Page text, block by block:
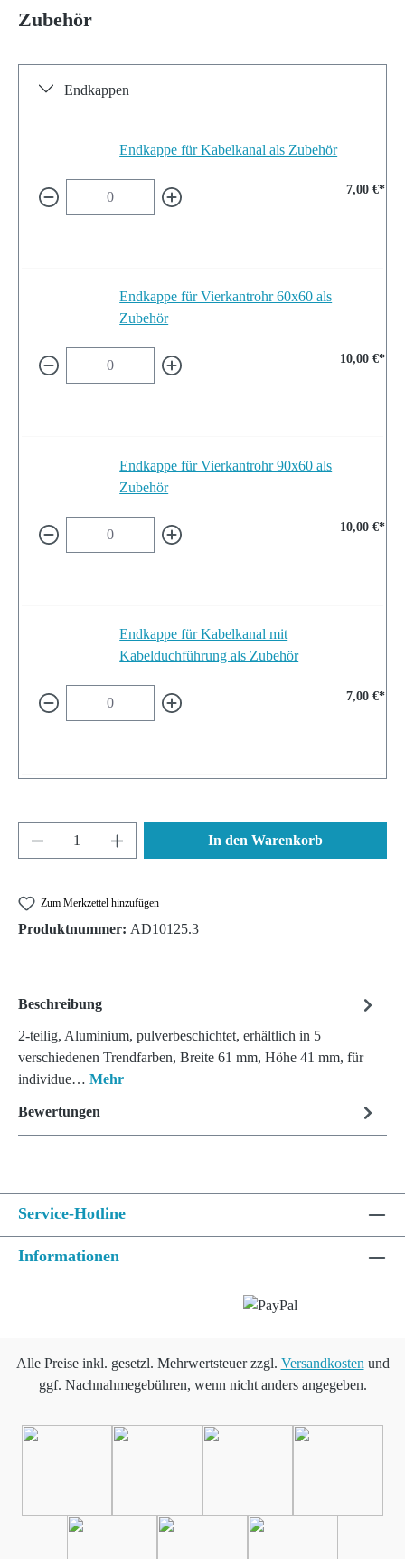
Zubehör
Endkappen
Endkappe für Kabelkanal als Zubehör
7,00 €*
Endkappe für Vierkantrohr 60x60 als
Zubehör
10,00 €*
Endkappe für Vierkantrohr 90x60 als
Zubehör
10,00 €*
Endkappe für Kabelkanal mit
Kabelduchführung als Zubehör
7,00 €*
Produkt Anzahl: Gib den gewünschten Wert
In den Warenkorb
Zum Merkzettel hinzufügen
Produktnummer: AD10125.3
Beschreibung
2-teilig, Aluminium, pulverbeschichtet, erhältlich in 5
verschiedenen Trendfarben, Breite 61 mm, Höhe 41 mm, für
individue… Mehr
Bewertungen
Service-Hotline
Informationen
Alle Preise inkl. gesetzl. Mehrwertsteuer zzgl. Versandkosten und
ggf. Nachnahmegebühren, wenn nicht anders angegeben.